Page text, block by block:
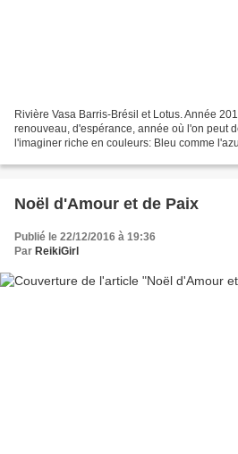
Rivière Vasa Barris-Brésil et Lotus. Année
renouveau, d'espérance, année où l'on peut
l'imaginer riche en couleurs: Bleu comme
Noël d'Amour et de Paix
Publié le 22/12/2016 à 19:36
Par ReikiGirl